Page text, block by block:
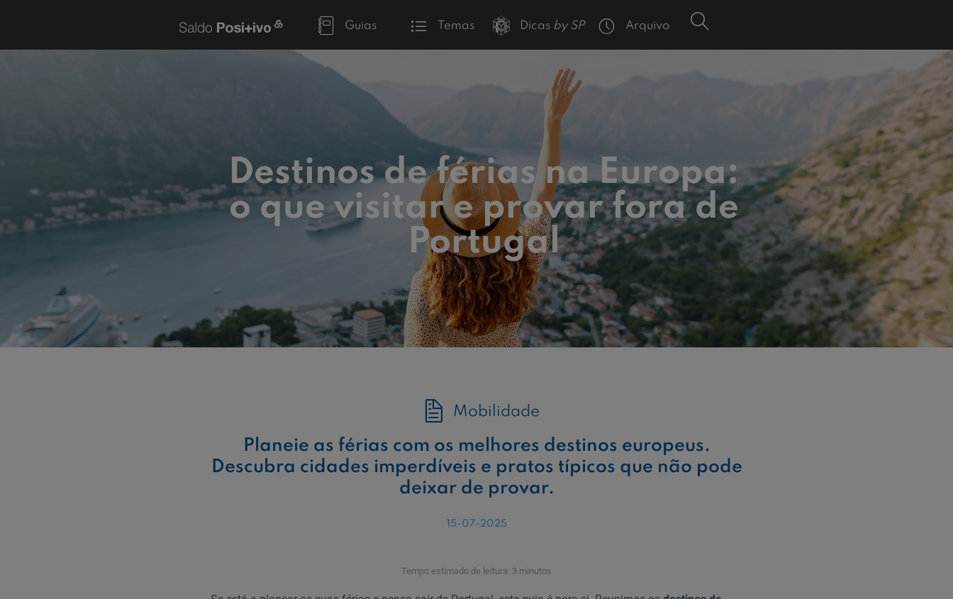
Guias Temas Dicas by SP Arquivo
Destinos de férias na Europa:
o que visitar e provar fora de
Portugal
Mobilidade
Planeie as férias com os melhores destinos europeus.
Descubra cidades imperdíveis e pratos típicos que não pode
deixar de provar.
15-07-2025
Tempo estimado de leitura: 3 minutos